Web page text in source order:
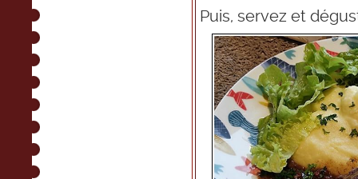
Puis, servez et